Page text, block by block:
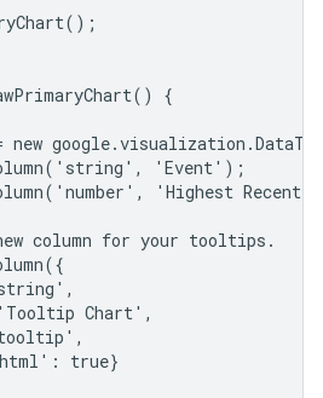
{
new
'Event');
'Highest Recent
column for your tooltips.
Chart',
true}